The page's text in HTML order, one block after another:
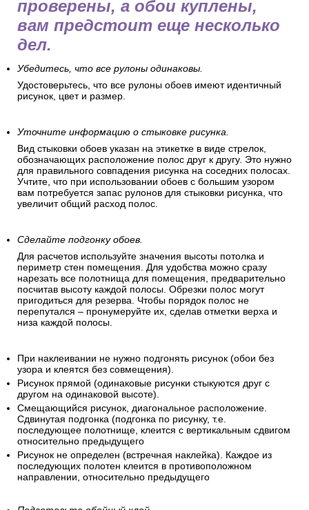
проверены, а обои куплены,
вам предстоит еще несколько
дел.
Убедитесь, что все рулоны одинаковы.
Удостоверьтесь, что все рулоны обоев имеют идентичный
рисунок, цвет и размер.
Уточните информацию о стыковке рисунка.
Вид стыковки обоев указан на этикетке в виде стрелок,
обозначающих расположение полос друг к другу. Это нужно
для правильного совпадения рисунка на соседних полосах.
Учтите, что при использовании обоев с большим узором
вам потребуется запас рулонов для стыковки рисунка, что
увеличит общий расход полос.
Сделайте подгонку обоев.
Для расчетов используйте значения высоты потолка и
периметр стен помещения. Для удобства можно сразу
нарезать все полотнища для помещения, предварительно
посчитав высоту каждой полосы. Обрезки полос могут
пригодиться для резерва. Чтобы порядок полос не
перепутался – пронумеруйте их, сделав отметки верха и
низа каждой полосы.
При наклеивании не нужно подгонять рисунок (обои без
узора и клеятся без совмещения).
Рисунок прямой (одинаковые рисунки стыкуются друг с
другом на одинаковой высоте).
Смещающийся рисунок, диагональное расположение.
Сдвинутая подгонка (подгонка по рисунку, т.е.
последующее полотнище, клеится с вертикальным сдвигом
относительно предыдущего
Рисунок не определен (встречная наклейка). Каждое из
последующих полотен клеится в противоположном
направлении, относительно предыдущего